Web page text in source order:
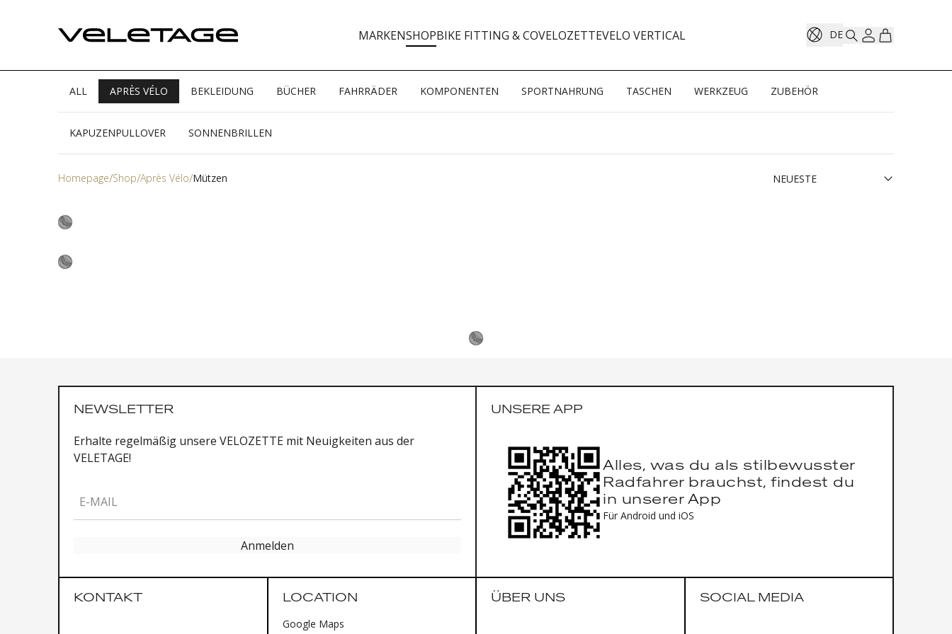
MARKENSHOPBIKE FITTING & COVELOZETTEVELO VERTICAL DE
ALL APRÈS VÉLO BEKLEIDUNG BÜCHER FAHRRÄDER KOMPONENTEN SPORTNAHRUNG TASCHEN WERKZEUG ZUBEHÖR
KAPUZENPULLOVER SONNENBRILLEN
Homepage Shop Après Vélo Mützen
NEWSLETTER
Erhalte regelmäßig unsere VELOZETTE mit Neuigkeiten aus der
VELETAGE!
E-MAIL
Anmelden
UNSERE APP
Alles, was du als stilbewusster
Radfahrer brauchst, findest du
in unserer App
Für Android und iOS
KONTAKT LOCATION
Google Maps
ÜBER UNS SOCIAL MEDIA